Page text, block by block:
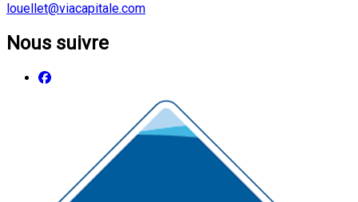
louellet@viacapitale.com
Nous suivre